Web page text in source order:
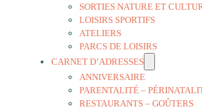
SORTIES NATURE ET
LOISIRS SPORTIFS
ATELIERS
PARCS DE LOISIRS
CARNET D’ADRESSES
ANNIVERSAIRE
PARENTALITÉ –
RESTAURANTS – GOÛTERS